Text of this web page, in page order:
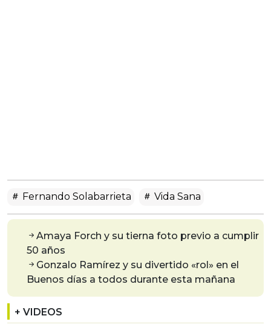
Fernando Solabarrieta Vida Sana
Amaya Forch y su tierna foto previo a cumplir
50 años
Gonzalo Ramírez y su divertido «rol» en el
Buenos días a todos durante esta mañana
+ VIDEOS